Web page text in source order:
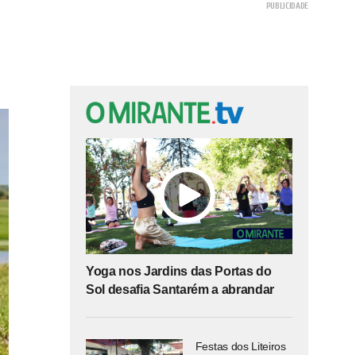
Yoga nos Jardins das Portas do
Sol desafia Santarém a abrandar
Festas dos Liteiros